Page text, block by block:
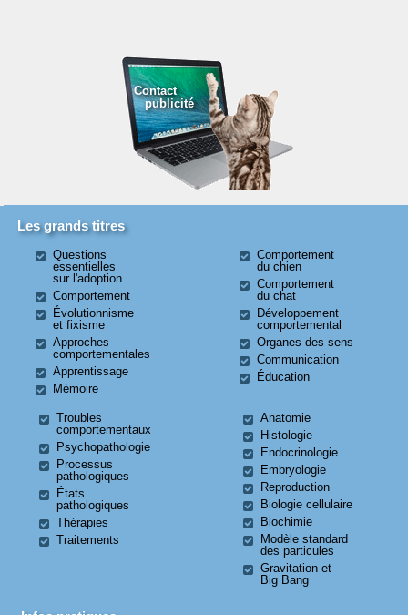
Contact
publicité
Les grands titres
Questions
essentielles
sur l'adoption
Comportement
Évolutionnisme
et fixisme
Approches
comportementales
Apprentissage
Mémoire
Comportement
du chien
Comportement
du chat
Développement
comportemental
Organes des sens
Communication
Éducation
Troubles
comportementaux
Psychopathologie
Processus
pathologiques
États
pathologiques
Thérapies
Traitements
Anatomie
Histologie
Endocrinologie
Embryologie
Reproduction
Biologie cellulaire
Biochimie
Modèle standard
des particules
Gravitation et
Big Bang